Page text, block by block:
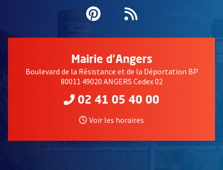
Pinterest
, Ouvre une
Flux RSS
Mairie d'Angers
Boulevard de la Résistance et de la Déportation BP
80011 49020 ANGERS Cedex 02
02 41 05 40 00
Voir les horaires